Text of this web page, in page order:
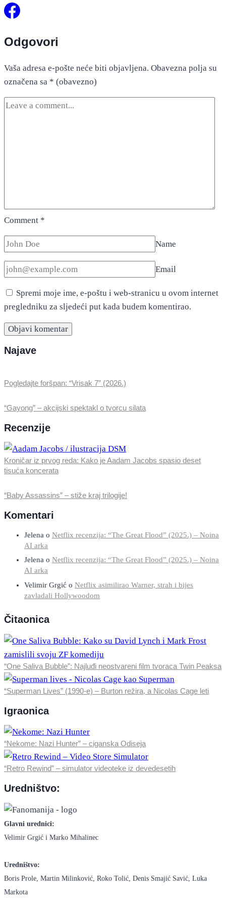
Odgovori
Vaša adresa e-pošte neće biti objavljena. Obavezna polja su
označena sa * (obavezno)
Comment *
Name
Email
Spremi moje ime, e-poštu i web-stranicu u ovom internet
pregledniku za sljedeći put kada budem komentirao.
Najave
Pogledajte foršpan: “Vrisak 7” (2026.)
“Gayong” – akcijski spektakl o tvorcu silata
Recenzije
Kroničar iz prvog reda: Kako je Aadam Jacobs spasio deset
tisuća koncerata
“Baby Assassins” – stiže kraj trilogije!
Komentari
Jelena o Netflix recenzija: “The Great Flood” (2025.) – Noina
AI arka
Jelena o Netflix recenzija: “The Great Flood” (2025.) – Noina
AI arka
Velimir Grgić o Netflix asimilirao Warner, strah i bijes
zavladali Hollywoodom
Čitaonica
“One Saliva Bubble”: Najluđi neostvareni film tvoraca Twin Peaksa
“Superman Lives” (1990-e) – Burton režira, a Nicolas Cage leti
Igraonica
“Nekome: Nazi Hunter” – ciganska Odiseja
“Retro Rewind” – simulator videoteke iz devedesetih
Uredništvo:
Glavni urednici:
Velimir Grgić i Marko Mihalinec
Uredništvo:
Boris Prole, Martin Milinković, Roko Tolić, Denis Smajić Savić, Luka
Markota